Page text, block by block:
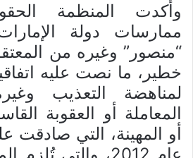
وأكدت المنظمة
ممارسات دولة
“منصور” وغيره من
خطير، ما نصت عليه
لمناهضة التعذيب
المعاملة أو العقوبة
أو المهينة، التي صادقت